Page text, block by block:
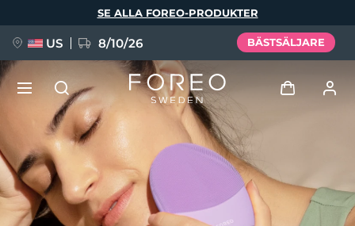
SE ALLA FOREO-PRODUKTER
US 8/10/26 BÄSTSÄLJARE
Användarprofil
NYHET
BREAKING NEWS
Språk
English Deutsch
Español